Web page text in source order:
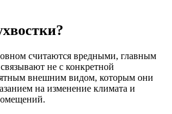
считаются вредными, главным
не с конкретной
внешним видом, которым они
на изменение климата и